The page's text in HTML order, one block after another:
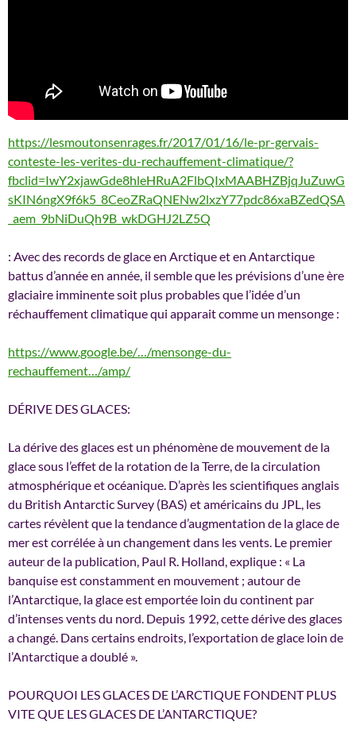
https://lesmoutonsenrages.fr/2017/01/16/le-pr-gervais-
conteste-les-verites-du-rechauffement-climatique/?
fbclid=IwY2xjawGde8hleHRuA2FlbQIxMAABHZBjqJuZuwG
sKIN6ngX9f6k5_8CeoZRaQNENw2lxzY77pdc86xaBZedQSA
_aem_9bNiDuQh9B_wkDGHJ2LZ5Q
: Avec des records de glace en Arctique et en Antarctique
battus d’année en année, il semble que les prévisions d’une ère
glaciaire imminente soit plus probables que l’idée d’un
réchauffement climatique qui apparait comme un mensonge :
https://www.google.be/…/mensonge-du-
rechauffement…/amp/
DÉRIVE DES GLACES:
La dérive des glaces est un phénomène de mouvement de la
glace sous l’effet de la rotation de la Terre, de la circulation
atmosphérique et océanique. D’après les scientifiques anglais
du British Antarctic Survey (BAS) et américains du JPL, les
cartes révèlent que la tendance d’augmentation de la glace de
mer est corrélée à un changement dans les vents. Le premier
auteur de la publication, Paul R. Holland, explique : « La
banquise est constamment en mouvement ; autour de
l’Antarctique, la glace est emportée loin du continent par
d’intenses vents du nord. Depuis 1992, cette dérive des glaces
a changé. Dans certains endroits, l’exportation de glace loin de
l’Antarctique a doublé ».
POURQUOI LES GLACES DE L’ARCTIQUE FONDENT PLUS
VITE QUE LES GLACES DE L’ANTARCTIQUE?